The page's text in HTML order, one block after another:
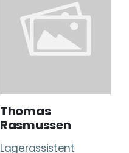
Thomas
Rasmussen
Lagerassistent